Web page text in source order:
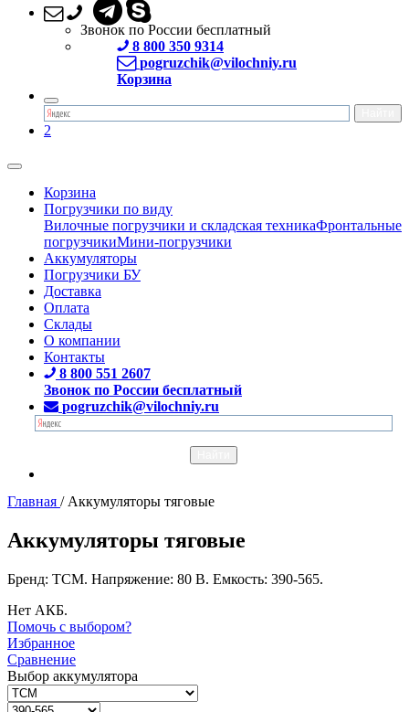
Звонок по России бесплатный
8 800 350 9314
pogruzchik@vilochniy.ru
Корзина
2
Корзина
Погрузчики по виду
Вилочные погрузчики и складская техникаФронтальные
погрузчикиМини-погрузчики
Аккумуляторы
Погрузчики БУ
Доставка
Оплата
Склады
О компании
Контакты
8 800 551 2607
Звонок по России бесплатный
pogruzchik@vilochniy.ru
Главная / Аккумуляторы тяговые
Аккумуляторы тяговые
Бренд: TCM. Напряжение: 80 В. Емкость: 390-565.
Нет АКБ.
Помочь с выбором?
Избранное
Сравнение
Выбор аккумулятора